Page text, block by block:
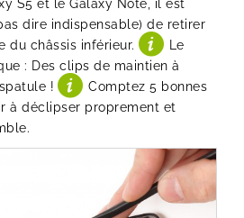
S5 et le Galaxy Note, il est
dire indispensable) de retirer
du châssis inférieur.
Le
: Des clips de maintien à
!
Comptez 5 bonnes
à déclipser proprement et